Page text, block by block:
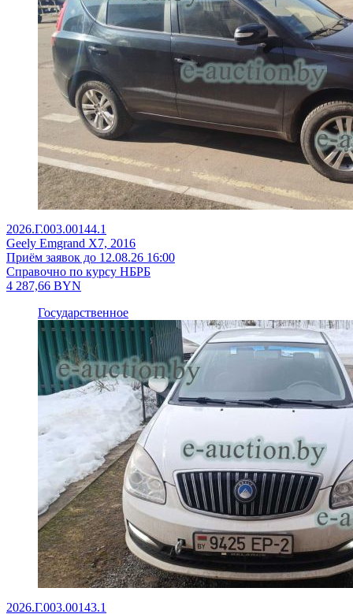
2026.Г.003.00144.1
Geely Emgrand X7, 2016
Приём заявок до 12.08.26 16:00
Справочно по курсу НБРБ
4 287,66 BYN
Государственное
2026.Г.003.00143.1